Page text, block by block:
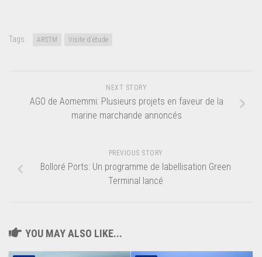
Tags: ARSTM Visite d'étude
NEXT STORY
AGO de Aomemmi: Plusieurs projets en faveur de la
marine marchande annoncés
PREVIOUS STORY
Bolloré Ports: Un programme de labellisation Green
Terminal lancé
YOU MAY ALSO LIKE...